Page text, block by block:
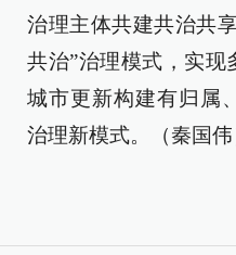
治理主体共建共治共
共治”治理模式，实现
城市更新构建有归属
治理新模式。（秦国伟